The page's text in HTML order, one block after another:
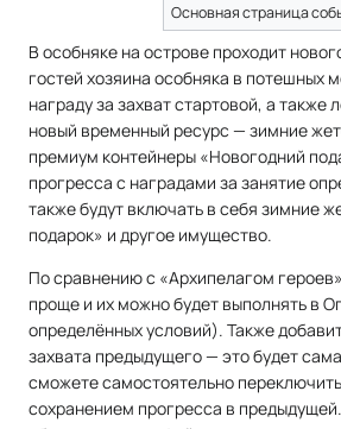
Основная страница
В особняке на острове проходит
гостей хозяина особняка в потешных
награду за захват стартовой, а также
новый временный ресурс — зимние
премиум контейнеры «Новогодний
прогресса с наградами за занятие
также будут включать в себя зимние
подарок» и другое имущество.
По сравнению с «Архипелагом
проще и их можно будет выполнять в
определённых условий). Также
захвата предыдущего — это будет
сможете самостоятельно
сохранением прогресса в